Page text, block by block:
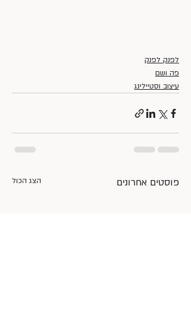
לפנק לפנק
פה ושם
עיצוב וסטיילינג
פוסטים אחרונים הצג הכול